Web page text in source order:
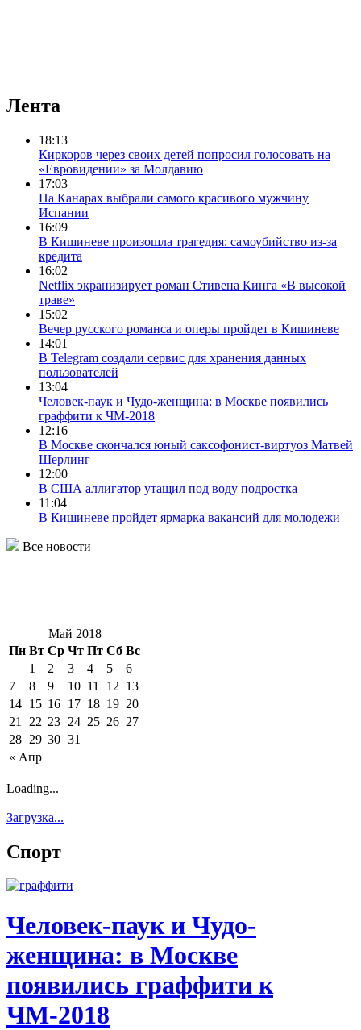
Лента
18:13
Киркоров через своих детей попросил голосовать на
«Евровидении» за Молдавию
17:03
На Канарах выбрали самого красивого мужчину
Испании
16:09
В Кишиневе произошла трагедия: самоубийство из-за
кредита
16:02
Netflix экранизирует роман Стивена Кинга «В высокой
траве»
15:02
Вечер русского романса и оперы пройдет в Кишиневе
14:01
В Telegram создали сервис для хранения данных
пользователей
13:04
Человек-паук и Чудо-женщина: в Москве появились
граффити к ЧМ-2018
12:16
В Москве скончался юный саксофонист-виртуоз Матвей
Шерлинг
12:00
В США аллигатор утащил под воду подростка
11:04
В Кишиневе пройдет ярмарка вакансий для молодежи
Все новости
Май 2018
Пн Вт Ср Чт Пт Сб Вс
« Апр
1 2 3 4 5
6
7
8 9 10 11 12 13
14 15 16 17 18 19 20
21
22 23 24 25 26 27
28 29 30 31
Loading...
Загрузка...
Спорт
Человек-паук и Чудо-
женщина: в Москве
появились граффити к
ЧМ-2018